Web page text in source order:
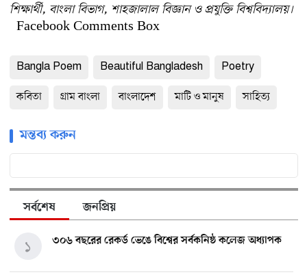
শিক্ষার্থী, বাংলা বিভাগ, শাহজালাল বিজ্ঞান ও প্রযুক্তি বিশ্ববিদ্যালয়।
Facebook Comments Box
Bangla Poem Beautiful Bangladesh
Poetry
কবিতা
গ্রাম বাংলা বাংলাদেশ মাটি ও মানুষ সাহিত্য
মন্তব্য করুন
সর্বশেষ জনপ্রিয়
৩০৬ বছরের রেকর্ড ভেঙে বিশ্বের সর্বকনিষ্ঠ কলেজ অধ্যাপক
১